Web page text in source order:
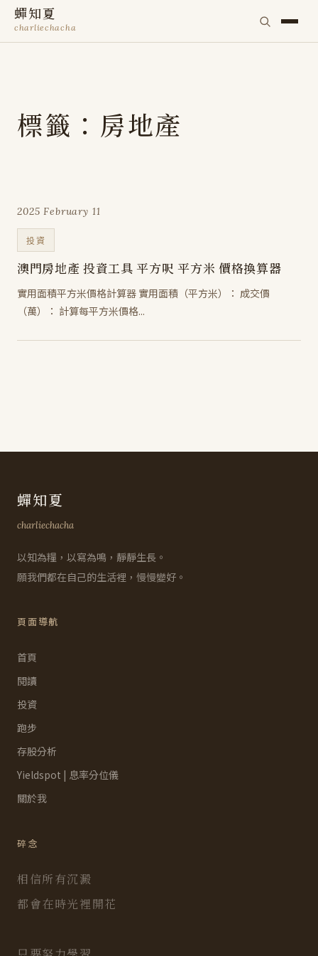
蟬知夏
charliechacha
標籤：房地產
2025 February 11
投資
澳門房地產 投資工具 平方呎 平方米 價格換算器
實用面積平方米價格計算器 實用面積（平方米）： 成交價
（萬）： 計算每平方米價格...
蟬知夏
charliechacha
以知為糧，以寫為鳴，靜靜生長。
願我們都在自己的生活裡，慢慢變好。
頁面導航
首頁
閱讀
投資
跑步
存股分析
Yieldspot | 息率分位儀
關於我
碎念
相信所有沉澱
都會在時光裡開花